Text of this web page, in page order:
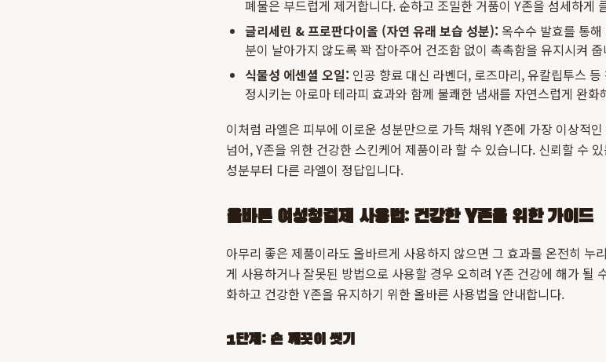
폐물은 부드럽게 제거합니다. 순하고 조밀한 거품이 Y존을 섬세하게
글리세린 & 프로판다이올 (자연 유래 보습 성분): 옥수수 발효를 통
분이 날아가지 않도록 꽉 잡아주어 건조함 없이 촉촉함을 유지시켜
식물성 에센셜 오일: 인공 향료 대신 라벤더, 로즈마리, 유칼립투스
정시키는 아로마 테라피 효과와 함께 불쾌한 냄새를 자연스럽게 완화
이처럼 라엘은 피부에 이로운 성분만으로 가득 채워 Y존에 가장 이상적
넘어, Y존을 위한 건강한 스킨케어 제품이라 할 수 있습니다. 신뢰할 수
성분부터 다른 라엘이 정답입니다.
올바른 여성청결제 사용법: 건강한 Y존을 위한 가이드
아무리 좋은 제품이라도 올바르게 사용하지 않으면 그 효과를 온전히 누
게 사용하거나 잘못된 방법으로 사용할 경우 오히려 Y존 건강에 해가 될
화하고 건강한 Y존을 유지하기 위한 올바른 사용법을 안내합니다.
1단계: 손 깨끗이 씻기